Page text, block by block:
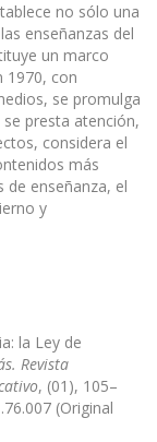
no sólo una
enseñanzas del
un marco
1970, con
se promulga
se presta atención,
considera el
más
de enseñanza, el
y
la Ley de
Revista
, (01), 105–
(Original